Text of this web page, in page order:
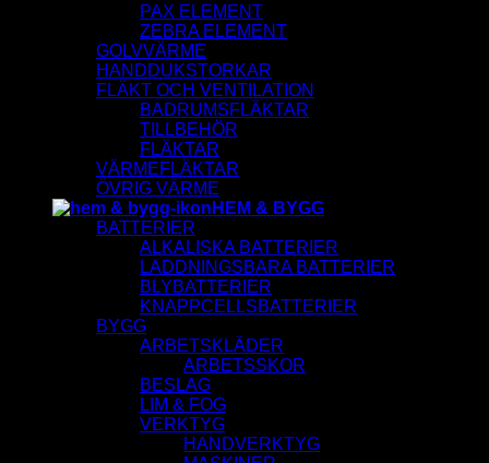
PAX ELEMENT
ZEBRA ELEMENT
GOLVVÄRME
HANDDUKSTORKAR
FLÄKT OCH VENTILATION
BADRUMSFLÄKTAR
TILLBEHÖR
FLÄKTAR
VÄRMEFLÄKTAR
ÖVRIG VÄRME
HEM & BYGG
BATTERIER
ALKALISKA BATTERIER
LADDNINGSBARA BATTERIER
BLYBATTERIER
KNAPPCELLSBATTERIER
BYGG
ARBETSKLÄDER
ARBETSSKOR
BESLAG
LIM & FOG
VERKTYG
HANDVERKTYG